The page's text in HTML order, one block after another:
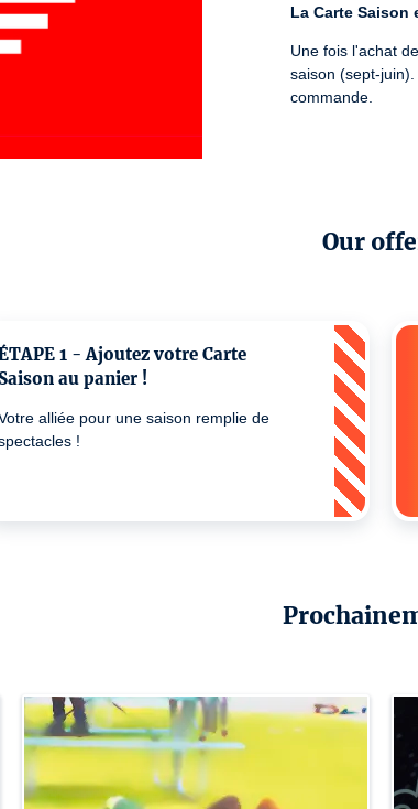
La Carte Saison
Une fois l'achat
saison (sept-
commande.
Our
1 - Ajoutez votre Carte
au panier !
alliée pour une saison remplie de
!